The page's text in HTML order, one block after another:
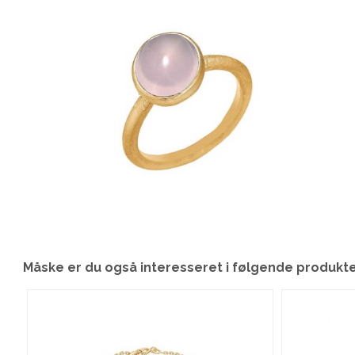
Måske er du også interesseret i følgende